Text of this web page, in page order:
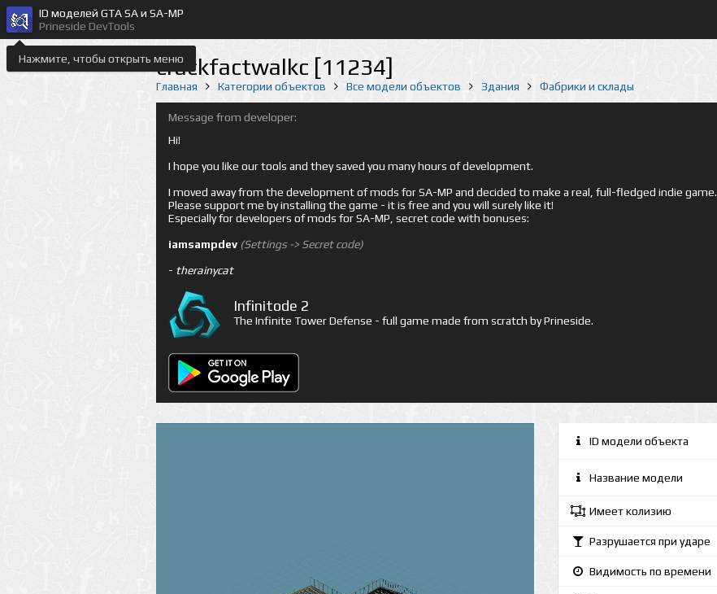
Нажмите, чтобы открыть меню
ID моделей GTA SA и SA-MP
Prineside DevTools
crackfactwalkc [11234]
Главная Категории объектов Все модели объектов Здания Фабрики и склады
Message from developer:
Hi!
I hope you like our tools and they saved you many hours of development.
I moved away from the development of mods for SA-MP and decided to make a real, full-fledged indie game.
Please support me by installing the game - it is free and you will surely like it!
Especially for developers of mods for SA-MP, secret code with bonuses:
iamsampdev (Settings -> Secret code)
- therainycat
Infinitode 2
The Infinite Tower Defense - full game made from scratch by Prineside.
ID модели объекта
Название модели
Имеет колизию
Разрушается при ударе
Видимость по времени